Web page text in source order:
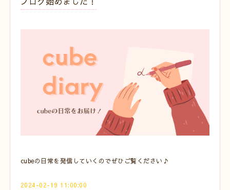
cubeの日常を発信していくのでぜひご覧ください♪
2024-02-19 11:00:00